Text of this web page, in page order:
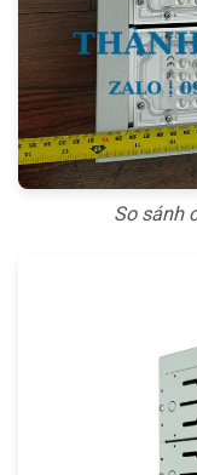
So sánh